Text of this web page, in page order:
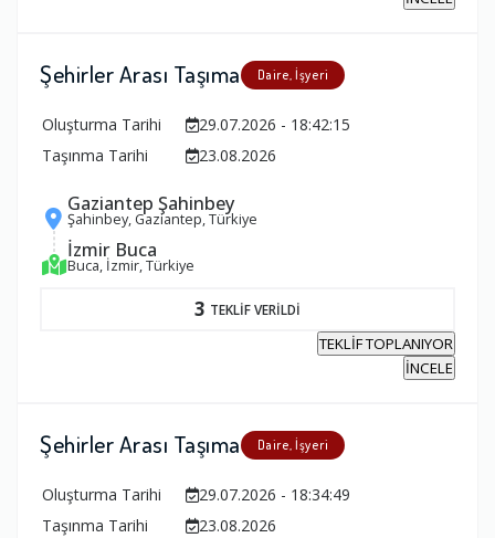
Şehirler Arası Taşıma Daire, İşyeri
Oluşturma Tarihi
29.07.2026 - 18:42:15
Taşınma Tarihi
23.08.2026
Gaziantep Şahinbey
Şahinbey, Gaziantep, Türkiye
İzmir Buca
Buca, İzmir, Türkiye
3 TEKLİF VERİLDİ
TEKLİF TOPLANIYOR
İNCELE
Şehirler Arası Taşıma Daire, İşyeri
Oluşturma Tarihi
29.07.2026 - 18:34:49
Taşınma Tarihi
23.08.2026